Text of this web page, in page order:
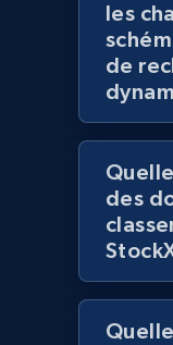
Lazada -
brand URL
URL, Title,
price,
991+
Lowes.com
les
de
des